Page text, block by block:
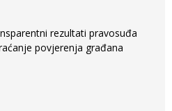
rezultati pravosuđa
povjerenja građana